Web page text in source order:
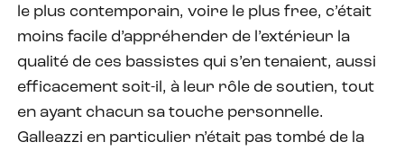
le plus contemporain, voire le plus free, c’était
moins facile d’appréhender de l’extérieur la
qualité de ces bassistes qui s’en tenaient, aussi
efficacement soit-il, à leur rôle de soutien, tout
en ayant chacun sa touche personnelle.
Galleazzi en particulier n’était pas tombé de la